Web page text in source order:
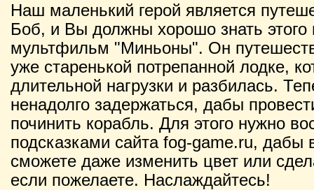
Наш маленький герой является
Боб, и Вы должны хорошо знать этого
мультфильм "Миньоны". Он
уже старенькой потрепанной лодке,
длительной нагрузки и разбилась.
ненадолго задержаться, дабы
починить корабль. Для этого нужно
подсказками сайта fog-game.ru,
сможете даже изменить цвет или
если пожелаете. Наслаждайтесь!